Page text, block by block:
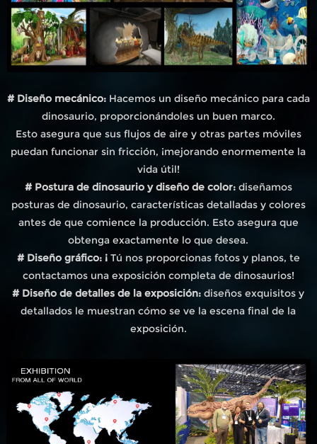
# Diseño mecánico:Hacemos un diseño mecánico para cada
dinosaurio, proporcionándoles un buen marco.
Esto asegura que sus flujos de aire y otras partes móviles
puedan funcionar sin fricción, ¡mejorando enormemente la
vida útil!
# Postura de dinosaurio y diseño de color:diseñamos
posturas de dinosaurio, características detalladas y colores
antes de que comience la producción. Esto asegura que
obtenga exactamente lo que desea.
# Diseño gráfico: ¡Tú nos proporcionas fotos y planos, te
contactamos una exposición completa de dinosaurios!
# Diseño de detalles de la exposición: diseños exquisitos y
detallados le muestran cómo se ve la escena final de la
exposición.